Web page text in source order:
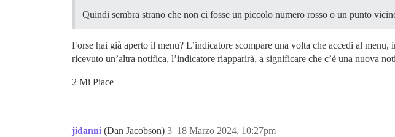
Quindi sembra strano che non ci fosse un piccolo numero rosso o un punto
Forse hai già aperto il menu? L’indicatore scompare una volta che accedi al
ricevuto un’altra notifica, l’indicatore riapparirà, a significare che c’è una nuova
2 Mi Piace
jidanni (Dan Jacobson) 18 Marzo 2024, 10:27pm
3